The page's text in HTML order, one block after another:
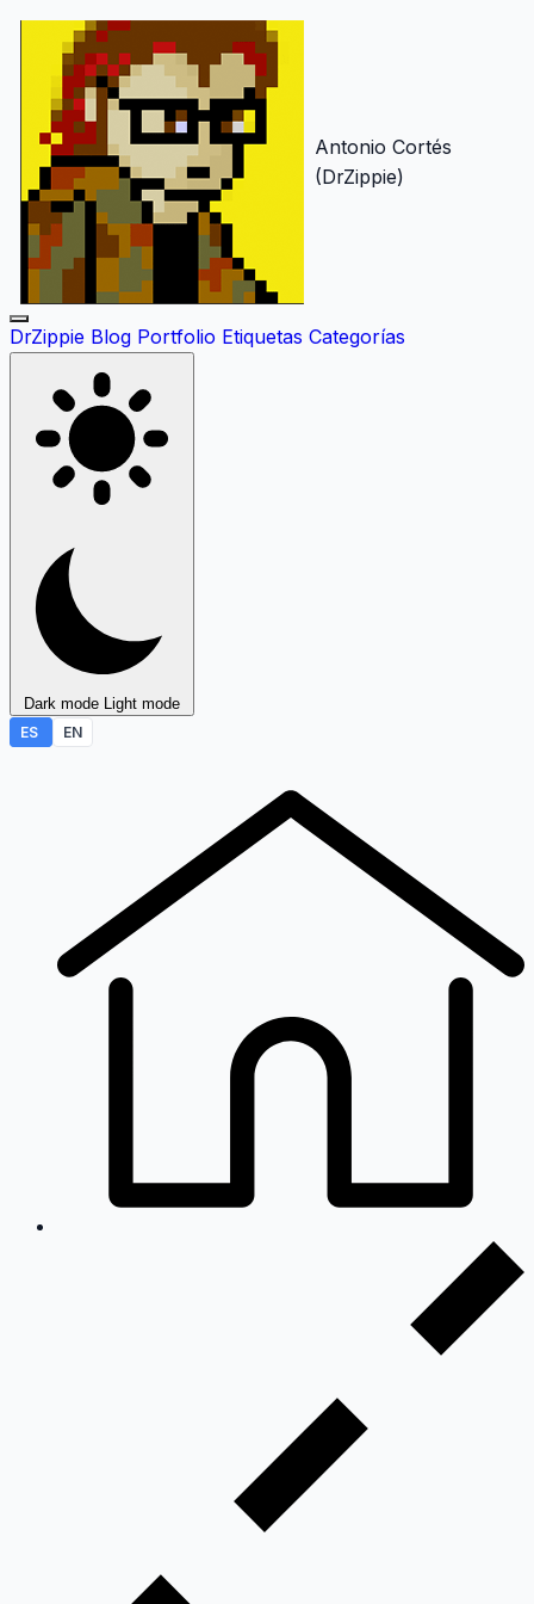
Antonio Cortés
(DrZippie)
DrZippie Blog Portfolio Etiquetas Categorías
Dark mode Light mode
ES
EN